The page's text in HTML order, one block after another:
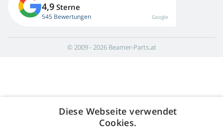
4,9 Sterne
545 Bewertungen Google
© 2009 - 2026 Beamer-Parts.at
Diese Webseite verwendet
Cookies.